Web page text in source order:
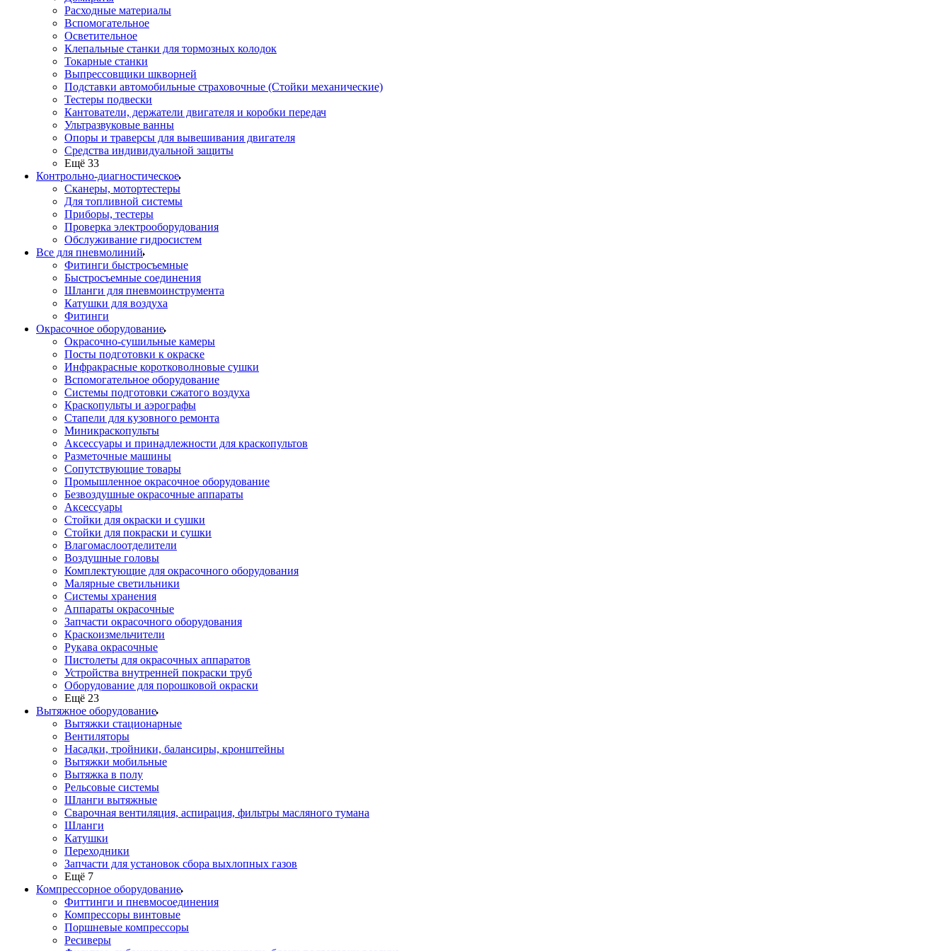
Расходные материалы
Вспомогательное
Осветительное
Клепальные станки для тормозных колодок
Токарные станки
Выпрессовщики шкворней
Подставки автомобильные страховочные (Стойки механические)
Тестеры подвески
Кантователи, держатели двигателя и коробки передач
Ультразвуковые ванны
Опоры и траверсы для вывешивания двигателя
Средства индивидуальной защиты
Ещё 33
Контрольно-диагностическое
Сканеры, мотортестеры
Для топливной системы
Приборы, тестеры
Проверка электрооборудования
Обслуживание гидросистем
Все для пневмолиний
Фитинги быстросъемные
Быстросъемные соединения
Шланги для пневмоинструмента
Катушки для воздуха
Фитинги
Окрасочное оборудование
Окрасочно-сушильные камеры
Посты подготовки к окраске
Инфракрасные коротковолновые сушки
Вспомогательное оборудование
Системы подготовки сжатого воздуха
Краскопульты и аэрографы
Стапели для кузовного ремонта
Миникраскопульты
Аксессуары и принадлежности для краскопультов
Разметочные машины
Сопутствующие товары
Промышленное окрасочное оборудование
Безвоздушные окрасочные аппараты
Аксессуары
Стойки для окраски и сушки
Стойки для покраски и сушки
Влагомаслоотделители
Воздушные головы
Комплектующие для окрасочного оборудования
Малярные светильники
Системы хранения
Аппараты окрасочные
Запчасти окрасочного оборудования
Краскоизмельчители
Рукава окрасочные
Пистолеты для окрасочных аппаратов
Устройства внутренней покраски труб
Оборудование для порошковой окраски
Ещё 23
Вытяжное оборудование
Вытяжки стационарные
Вентиляторы
Насадки, тройники, балансиры, кронштейны
Вытяжки мобильные
Вытяжка в полу
Рельсовые системы
Шланги вытяжные
Сварочная вентиляция, аспирация, фильтры масляного тумана
Шланги
Катушки
Переходники
Запчасти для установок сбора выхлопных газов
Ещё 7
Компрессорное оборудование
Фиттинги и пневмосоединения
Компрессоры винтовые
Поршневые компрессоры
Ресиверы